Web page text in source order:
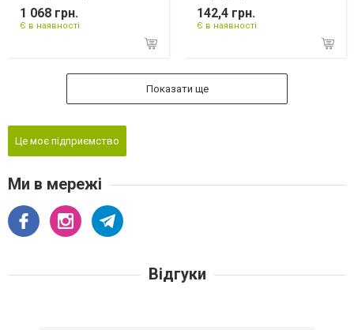
1 068 грн.
Є в наявності
142,4 грн.
Є в наявності
Показати ще
Це моє підприємство
Ми в мережі
Відгуки